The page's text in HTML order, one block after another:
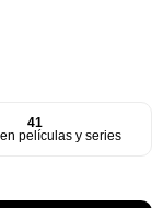
41
películas y series